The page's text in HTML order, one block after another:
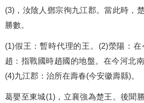
(3)，汝陰人鄧宗徇九江郡。當此時，
勝數。
(1)假王：暫時代理的王。(2)滎陽：
趙：指戰國時趙國的地盤。在今河北
(4)九江郡：治所在壽春(今安徽壽縣)。
葛嬰至東城(1)，立襄強為楚王。後聞